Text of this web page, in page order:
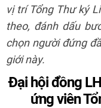
vị trí Tổng Thư ký
theo, đánh dấu
chọn người đứng
giới này.
Đại hội đồng
ứng viên